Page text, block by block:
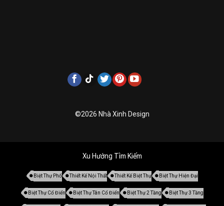
©2026 Nhà Xinh Design
Xu Hướng Tìm Kiếm
Biệt Thự Phố Thiết Kế Nội Thất Thiết Kế Biệt Thự Biệt Thự Hiện Đại
Biệt Thự Cổ Điển Biệt Thự Tân Cổ Điển Biệt Thự 2 Tầng Biệt Thự 3 Tầng